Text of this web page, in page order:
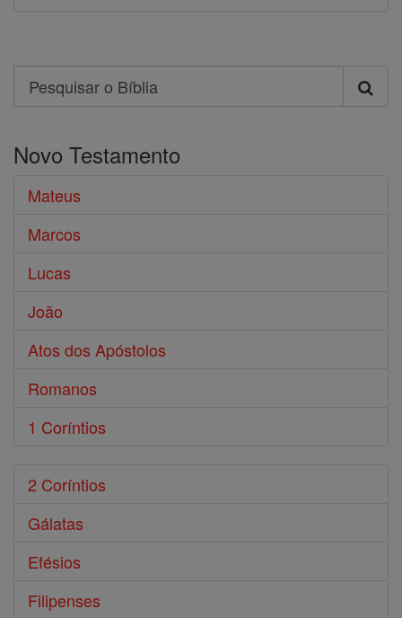
Search
Pesquisar
Bíblia
Novo Testamento
Mateus
Marcos
Lucas
João
Atos dos Apóstolos
Romanos
1 Coríntios
2 Coríntios
Gálatas
Efésios
Filipenses